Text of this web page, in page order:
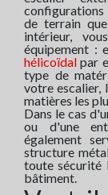
configurations
de terrain
intérieur,
équipement :
hélicoïdal par
type de
votre escalier,
matières les
Dans le cas
ou d'une
également
structure
toute sécurité
bâtiment.